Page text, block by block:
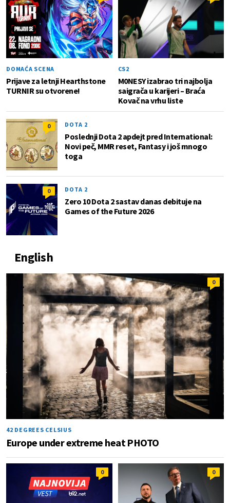
DOMAĆA SCENA
Prijave za letnji Hearthstone
TURNIR su otvorene!
CS2
M0NESY izabrao tri najbolja
saigrača u karijeri – Braća
Kovač na vrhu liste
0 DOTA 2
Poslednji Dota 2 apdejt pred International:
Novi peč, MMR reset, Fantasy i još mnogo
toga
0 DOTA 2
Zero 10 Dota 2 sastav danas debituje na
Games of the Future 2026
English
0
42 DEGREES CELSIUS
Europe under extreme heat PHOTO
0 0